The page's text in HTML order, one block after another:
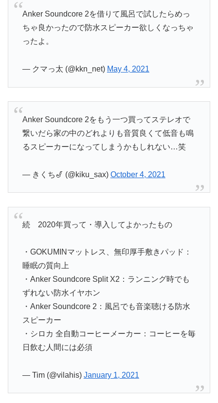
Anker Soundcore 2を借りて風呂で試したらめっ
ちゃ良かったので防水スピーカー欲しくなっちゃ
ったよ。
— クマっ太 (@kkn_net) May 4, 2021
Anker Soundcore 2をもう一つ買ってステレオで
繋いだら家の中のどれよりも音質良くて低音も鳴
るスピーカーになってしまうかもしれない…笑
— きくち🎷 (@kiku_sax) October 4, 2021
続 2020年買って・導入してよかったもの
・GOKUMINマットレス、無印厚手敷きパッド：
睡眠の質向上
・Anker Soundcore Split X2：ランニング時でも
ずれない防水イヤホン
・Anker Soundcore 2：風呂でも音楽聴ける防水
スピーカー
・シロカ 全自動コーヒーメーカー：コーヒーを毎
日飲む人間には必須
— Tim (@vilahis) January 1, 2021